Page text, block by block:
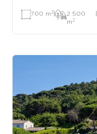
700 m 2|
2 500
m 2
|